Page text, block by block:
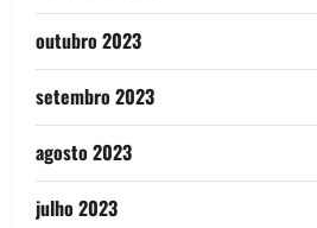
outubro 2023
setembro 2023
agosto 2023
julho 2023